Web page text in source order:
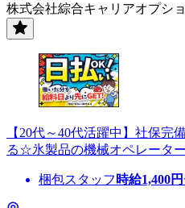
株式会社綜合キャリアオプシ
【20代～40代活躍中】社保
る☆氷製品の機械オペレータ
梱包スタッフ 時給1,400